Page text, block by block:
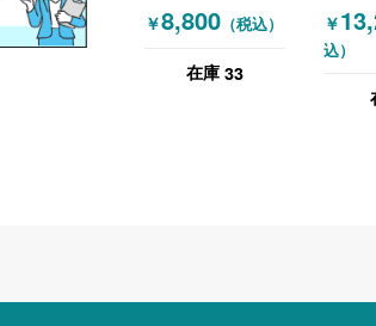
肘付きチェア 肘有
￥8,800 （税込）
在庫 33
付き
ード
￥
込）